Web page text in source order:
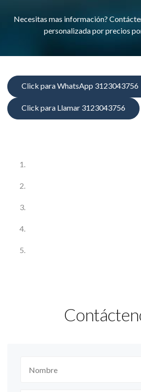
Necesitas mas información?
personalizada por precios
Click para WhatsApp 3123043756
Click para Llamar 3123043756